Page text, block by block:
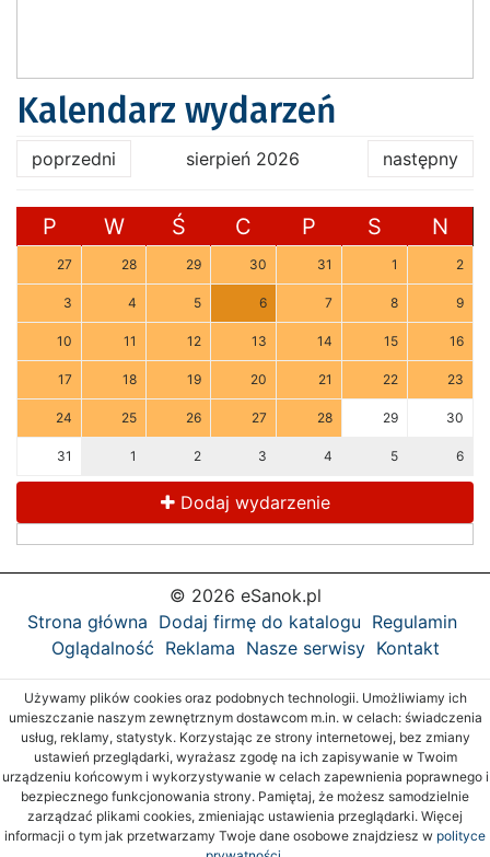
Kalendarz wydarzeń
poprzedni sierpień 2026 następny
P W Ś C P S N
27 28 29 30 31 1 2
3 4 5 6 7 8 9
10 11 12 13 14 15 16
17 18 19 20 21 22 23
24 25 26 27 28 29 30
31 1 2 3 4 5 6
Dodaj wydarzenie
© 2026 eSanok.pl
Strona główna Dodaj firmę do katalogu Regulamin
Oglądalność Reklama Nasze serwisy Kontakt
Używamy plików cookies oraz podobnych technologii. Umożliwiamy ich
umieszczanie naszym zewnętrznym dostawcom m.in. w celach: świadczenia
usług, reklamy, statystyk. Korzystając ze strony internetowej, bez zmiany
ustawień przeglądarki, wyrażasz zgodę na ich zapisywanie w Twoim
urządzeniu końcowym i wykorzystywanie w celach zapewnienia poprawnego i
bezpiecznego funkcjonowania strony. Pamiętaj, że możesz samodzielnie
zarządzać plikami cookies, zmieniając ustawienia przeglądarki. Więcej
informacji o tym jak przetwarzamy Twoje dane osobowe znajdziesz w polityce